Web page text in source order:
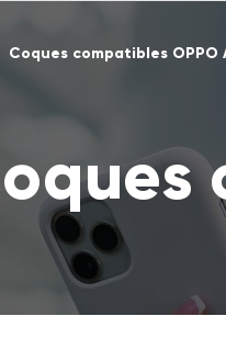
Coques compatibles OPPO